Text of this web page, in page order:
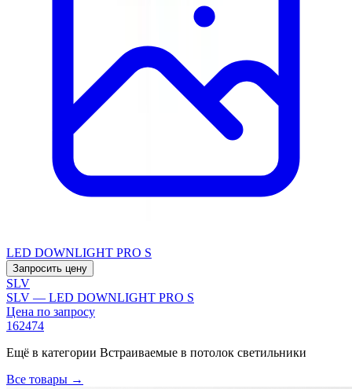
LED DOWNLIGHT PRO S
Запросить цену
SLV
SLV — LED DOWNLIGHT PRO S
Цена по запросу
162474
Ещё в категории Встраиваемые в потолок светильники
Все товары →